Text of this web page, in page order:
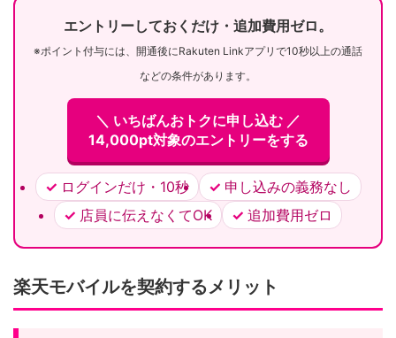
エントリーしておくだけ・追加費用ゼロ。
※ポイント付与には、開通後にRakuten Linkアプリで10秒以上の通話
などの条件があります。
＼ いちばんおトクに申し込む ／
14,000pt対象のエントリーをする
ログインだけ・10秒
申し込みの義務なし
店員に伝えなくてOK
追加費用ゼロ
楽天モバイルを契約するメリット